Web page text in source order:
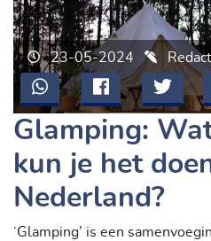
23-05-2024
Glamping:
kun je het
Nederland?
‘Glamping’ is een